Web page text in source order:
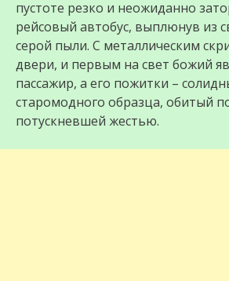
пустоте резко и неожиданно
рейсовый автобус, выплюнув из
серой пыли. С металлическим
двери, и первым на свет божий
пассажир, а его пожитки –
старомодного образца, обитый
потускневшей жестью.